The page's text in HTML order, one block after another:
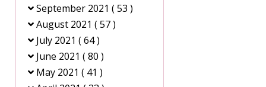
September 2021 ( 53 )
August 2021 ( 57 )
July 2021 ( 64 )
June 2021 ( 80 )
May 2021 ( 41 )